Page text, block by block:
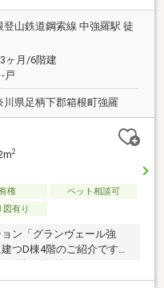
登山鉄道鋼索線 中強羅駅 徒
ヶ月/6階建
戸
川県足柄下郡箱根町強羅
2
権
ペット相談可
図有り
ン「グランヴェール強
つD棟4階のご紹介です。
汚損・損耗があり、リフ
爽やかなな眺望が魅力で